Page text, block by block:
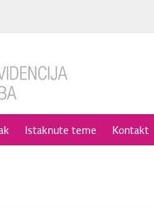
Istaknute teme Kontakt